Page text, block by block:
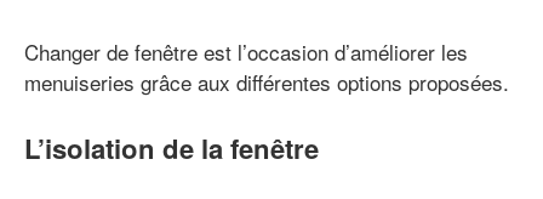
Changer de fenêtre est l’occasion d’améliorer les
menuiseries grâce aux différentes options proposées.
L’isolation de la fenêtre